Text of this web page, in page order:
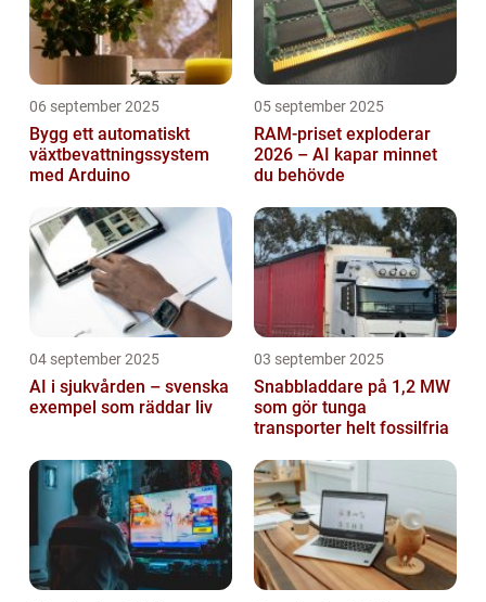
06 september 2025
Bygg ett automatiskt
växtbevattningssystem
med Arduino
05 september 2025
RAM-priset exploderar
2026 – AI kapar minnet
du behövde
04 september 2025
AI i sjukvården – svenska
exempel som räddar liv
03 september 2025
Snabbladdare på 1,2 MW
som gör tunga
transporter helt fossilfria